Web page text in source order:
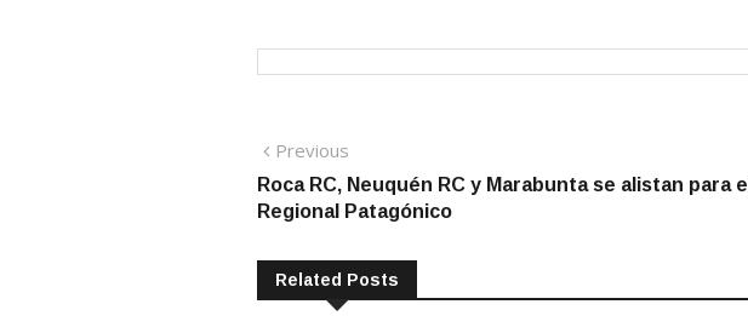
Navegación
de
Previous
post:
Roca RC, Neuquén RC y Marabunta se alistan para el
Regional Patagónico
Related Posts